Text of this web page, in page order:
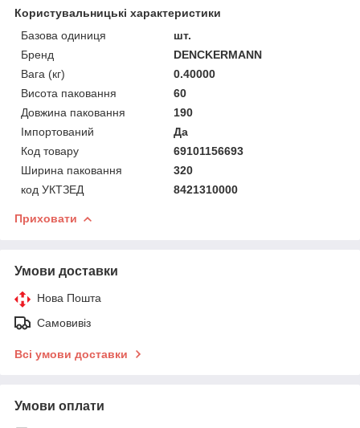
Користувальницькі характеристики
Базова одиниця
шт.
Бренд
DENCKERMANN
Вага (кг)
0.40000
Висота паковання
60
Довжина паковання
190
Імпортований
Да
Код товару
69101156693
Ширина паковання
320
код УКТЗЕД
8421310000
Приховати
Умови доставки
Нова Пошта
Самовивіз
Всі умови доставки
Умови оплати